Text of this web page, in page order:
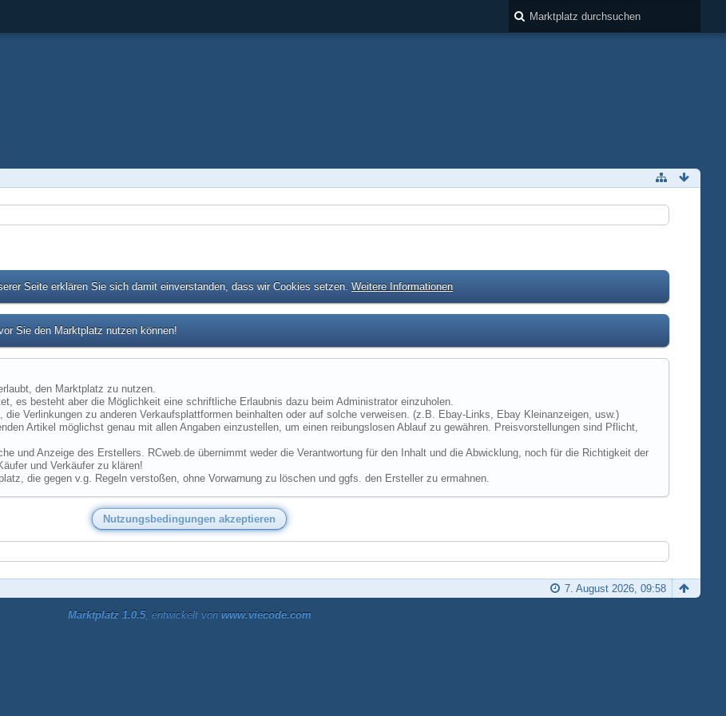
Seite erklären Sie sich damit einverstanden, dass wir Cookies setzen. Weitere Informationen
Sie den Marktplatz nutzen können!
den Marktplatz zu nutzen.
es besteht aber die Möglichkeit eine schriftliche Erlaubnis dazu beim Administrator einzuholen.
Verlinkungen zu anderen Verkaufsplattformen beinhalten oder auf solche verweisen. (z.B. Ebay-Links, Ebay Kleinanzeigen, usw.)
Artikel möglichst genau mit allen Angaben einzustellen, um einen reibungslosen Ablauf zu gewähren. Preisvorstellungen sind Pflicht,
und Anzeige des Erstellers. RCweb.de übernimmt weder die Verantwortung für den Inhalt und die Abwicklung, noch für die Richtigkeit der
und Verkäufer zu klären!
die gegen v.g. Regeln verstoßen, ohne Vorwarnung zu löschen und ggfs. den Ersteller zu ermahnen.
7. August 2026, 09:58
Marktplatz 1.0.5, entwickelt von www.viecode.com